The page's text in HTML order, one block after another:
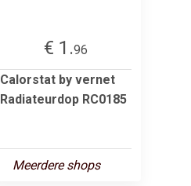
€ 1.96
Calorstat by vernet
Radiateurdop RC0185
Meerdere shops